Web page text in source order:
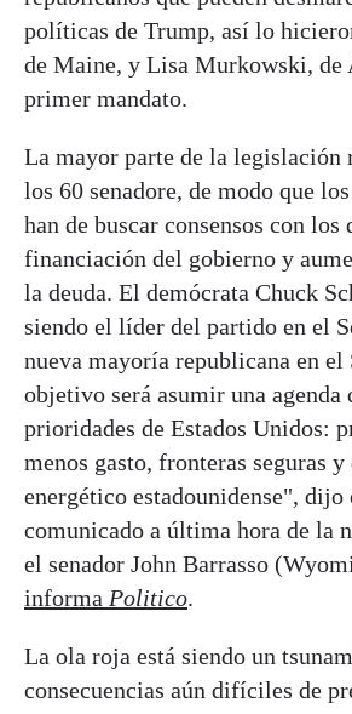
políticas de Trump, así lo
de Maine, y Lisa Murkowski, de
primer mandato.
La mayor parte de la legislación
los 60 senadore, de modo que
han de buscar consensos con los
financiación del gobierno y
la deuda. El demócrata Chuck
siendo el líder del partido en el
nueva mayoría republicana en el
objetivo será asumir una agenda
prioridades de Estados Unidos:
menos gasto, fronteras seguras
energético estadounidense", dijo
comunicado a última hora de la
el senador John Barrasso
informa Politico.
La ola roja está siendo un
consecuencias aún difíciles de